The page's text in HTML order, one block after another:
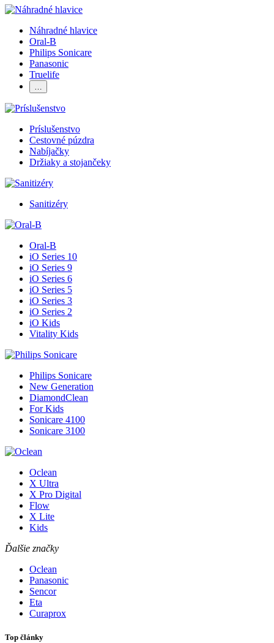
Náhradné hlavice
Oral-B
Philips Sonicare
Panasonic
Truelife
…
Príslušenstvo
Cestovné púzdra
Nabíjačky
Držiaky a stojančeky
Sanitizéry
Oral-B
iO Series 10
iO Series 9
iO Series 6
iO Series 5
iO Series 3
iO Series 2
iO Kids
Vitality Kids
Philips Sonicare
New Generation
DiamondClean
For Kids
Sonicare 4100
Sonicare 3100
Oclean
X Ultra
X Pro Digital
Flow
X Lite
Kids
Ďalšie značky
Oclean
Panasonic
Sencor
Eta
Curaprox
Top články